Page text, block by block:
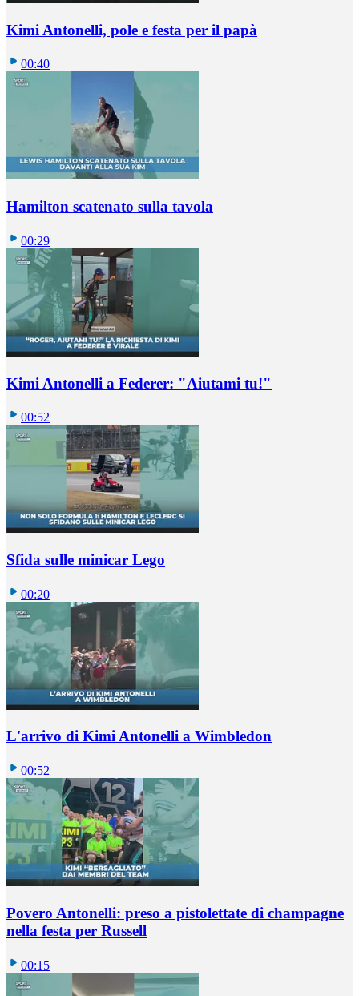
Kimi Antonelli, pole e festa per il papà
00:40
Hamilton scatenato sulla tavola
00:29
Kimi Antonelli a Federer: "Aiutami tu!"
00:52
Sfida sulle minicar Lego
00:20
L'arrivo di Kimi Antonelli a Wimbledon
00:52
Povero Antonelli: preso a pistolettate di champagne
nella festa per Russell
00:15